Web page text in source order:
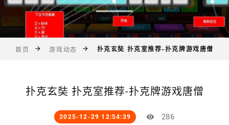
首页 游戏动态 扑克玄奘 扑克室推荐-扑克牌游戏唐僧
扑克玄奘 扑克室推荐-扑克牌游戏唐僧
2025-12-29 12:54:39 286